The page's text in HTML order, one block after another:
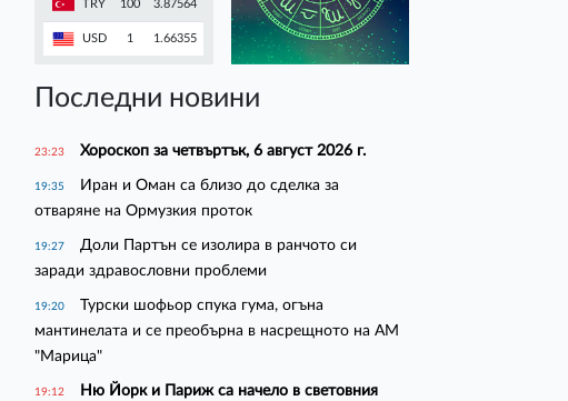
TRY 100 3.87564
USD 1 1.66355
Последни новини
23:23 Хороскоп за четвъртък, 6 август 2026 г.
19:35
Иран и Оман са близо до сделка за
отваряне на Ормузкия проток
19:27
Доли Партън се изолира в ранчото си
заради здравословни проблеми
19:20
Турски шофьор спука гума, огъна
мантинелата и се преобърна в насрещното на АМ
"Марица"
19:12
Ню Йорк и Париж са начело в световния